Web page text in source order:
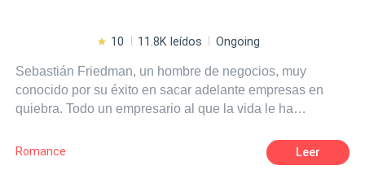
10 11.8K leídos Ongoing
Sebastián Friedman, un hombre de negocios, muy
conocido por su éxito en sacar adelante empresas en
quiebra. Todo un empresario al que la vida le ha
él espera algún dia encontrar el amor, aunque no lo
Romance Leer